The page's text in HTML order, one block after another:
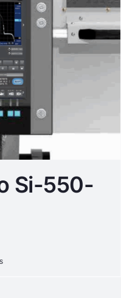
Si-550-